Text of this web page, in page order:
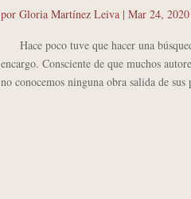
por Gloria Martínez Leiva| Mar 24, 2020
Hace poco tuve que hacer una
encargo. Consciente de que muchos
no conocemos ninguna obra salida de